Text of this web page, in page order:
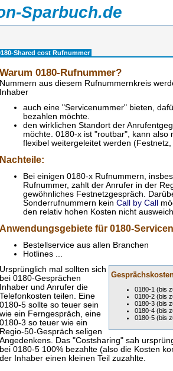
Sparbuch.de
Shared cost Rufnummer
Warum 0180-Rufnummer?
Nummern aus diesem Rufnummernkreis
Inhaber
auch eine "Servicenummer" bieten,
bezahlen möchte.
den wirklichen Standort der
möchte. 0180-x ist "routbar", kann also
flexibel weitergeleitet werden
Nachteile:
Bei einigen 0180-x Rufnummern,
Rufnummer, zahlt der Anrufer in der
gewöhnliches Festnetzgespräch.
Sonderrufnummern kein Call by Call
den relativ hohen Kosten nicht
Anwendungsgebiete für 0180-
Bestellservice aus allen Branchen
Hotlines ...
0180-1 (bis
0180-2 (bis
0180-3 (bis
0180-4 (bis
0180-5 (bis
Ursprünglich mal sollten sich
bei 0180-Gesprächen
Inhaber und Anrufer die
Telefonkosten teilen. Eine
0180-5 sollte so teuer sein
wie ein Ferngespräch, eine
0180-3 so teuer wie ein
Regio-50-Gespräch seligen
Angedenkens. Das "Costsharing" sah
bei 0180-5 100% bezahlte (also die Kosten
der Inhaber einen kleinen Teil zuzahlte.